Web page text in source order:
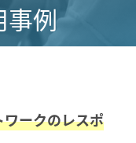
事例
ークのレスポ